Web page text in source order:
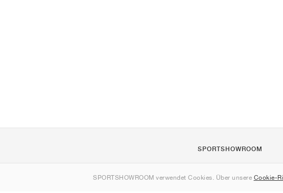
SPORTSHOWROOM verwendet Cookies. Über unsere Cookie-
SPORTSHOWROOM
Kontakt